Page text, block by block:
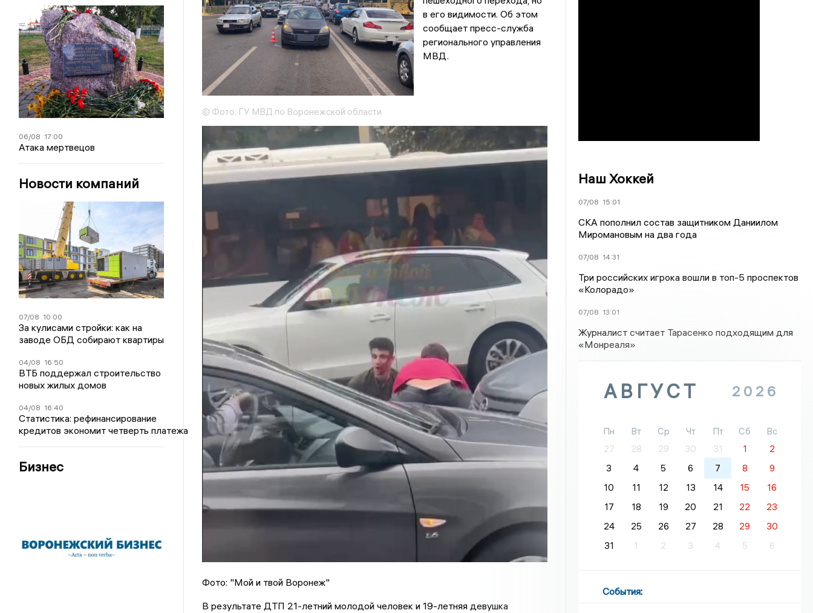
06/08 17:00
Атака мертвецов
Новости компаний
07/08 10:00
За кулисами стройки: как на
заводе ОБД собирают квартиры
04/08 16:50
ВТБ поддержал строительство
новых жилых домов
04/08 16:40
Статистика: рефинансирование
кредитов экономит четверть платежа
Бизнес
© Фото: ГУ МВД по Воронежской области
в его видимости. Об этом
сообщает пресс-служба
регионального управления
МВД.
Фото: "Мой и твой Воронеж"
В результате ДТП 21-летний молодой человек и 19-летняя девушка
Наш Хоккей
07/08 15:01
СКА пополнил состав защитником Даниилом
Миромановым на два года
07/08 14:31
Три российских игрока вошли в топ-5 проспектов
«Колорадо»
07/08 13:01
Журналист считает Тарасенко подходящим для
«Монреаля»
АВГУСТ 2026
Пн Вт Ср Чт Пт Сб
Вс
27
28 29 30 31 1
2
3
4 5 6 7 8
9
10
11 12 13 14 15
16
17
18 19 20 21 22
23
24
25 26 27 28 29
30
31
1 2 3 4 5 6
События: